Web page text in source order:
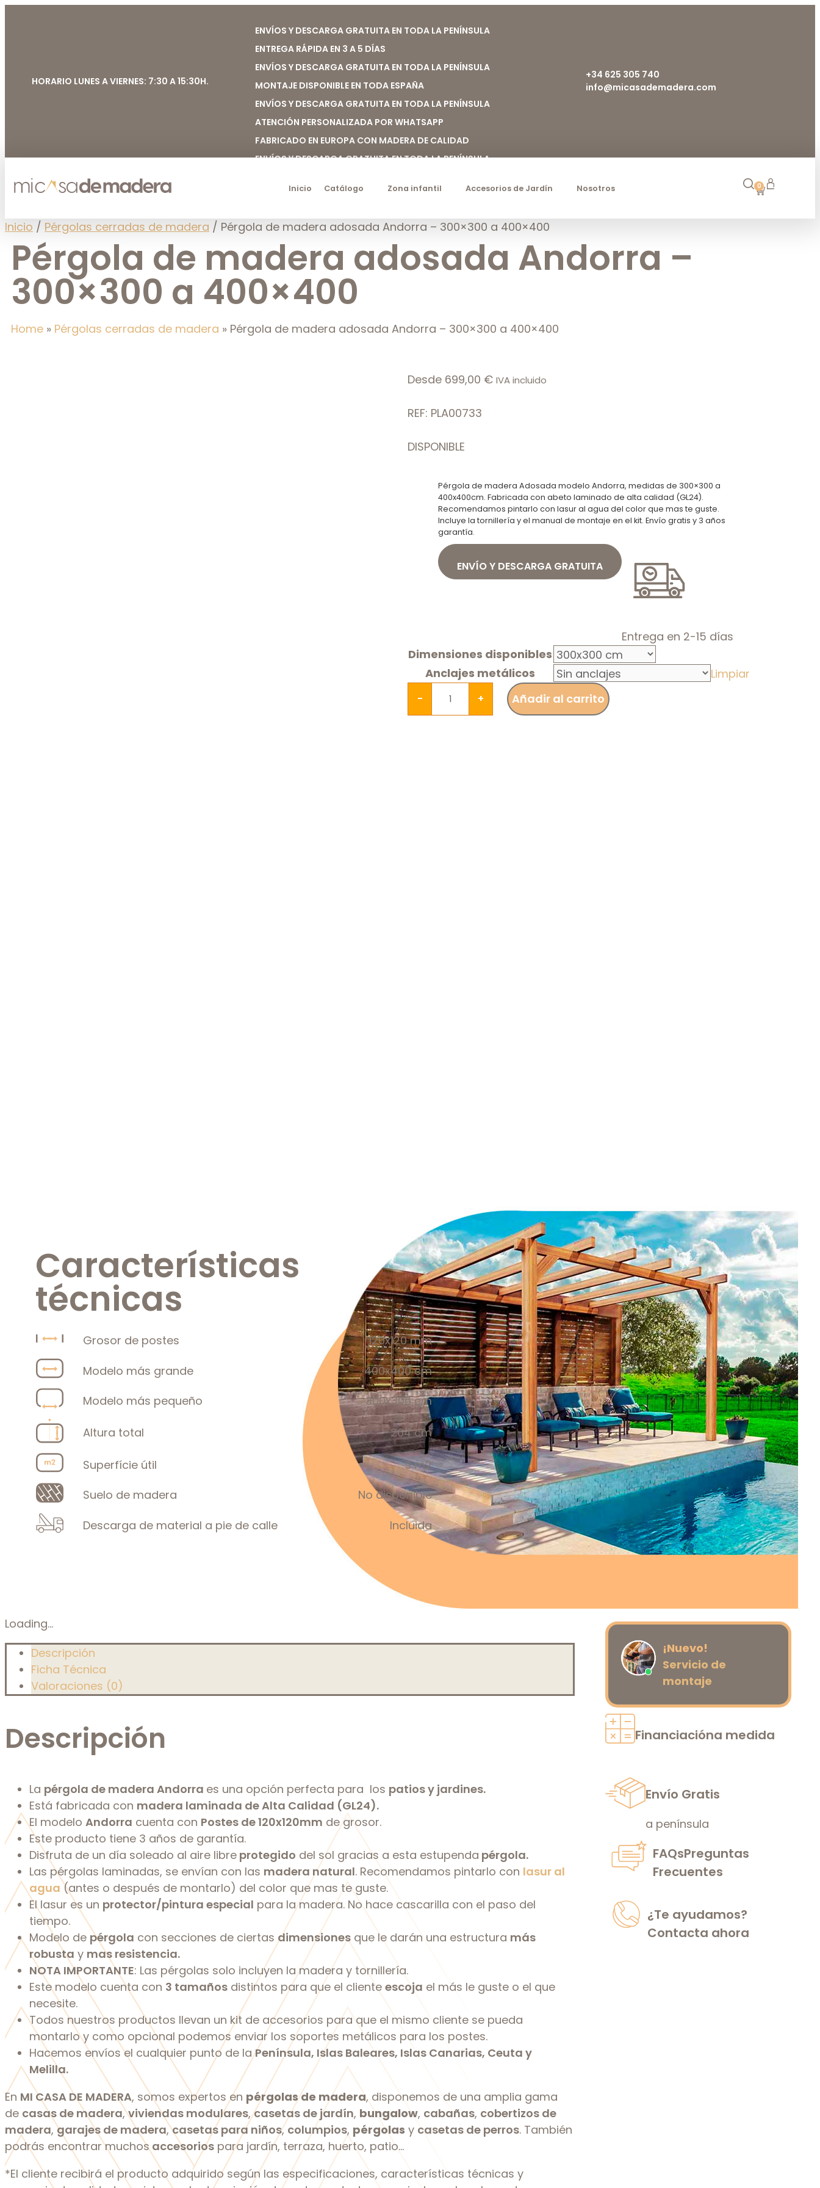
HORARIO LUNES A VIERNES: 7:30 A 15:30H.
ENVÍOS Y DESCARGA GRATUITA EN TODA LA PENÍNSULA
ENTREGA RÁPIDA EN 3 A 5 DÍAS
ENVÍOS Y DESCARGA GRATUITA EN TODA LA PENÍNSULA
MONTAJE DISPONIBLE EN TODA ESPAÑA
ENVÍOS Y DESCARGA GRATUITA EN TODA LA PENÍNSULA
ATENCIÓN PERSONALIZADA POR WHATSAPP
FABRICADO EN EUROPA CON MADERA DE CALIDAD
ENVÍOS Y DESCARGA GRATUITA EN TODA LA PENÍNSULA
+34 625 305 740
info@micasademadera.com
Inicio Catálogo Zona infantil Accesorios de Jardín Nosotros 0
Inicio / Pérgolas cerradas de madera / Pérgola de madera adosada Andorra – 300×300 a 400×400
Pérgola de madera adosada Andorra –
300×300 a 400×400
Home » Pérgolas cerradas de madera » Pérgola de madera adosada Andorra – 300×300 a 400×400
Desde 699,00 € IVA incluido
REF: PLA00733
DISPONIBLE
Pérgola de madera Adosada modelo Andorra, medidas de 300×300 a
400x400cm. Fabricada con abeto laminado de alta calidad (GL24).
Recomendamos pintarlo con lasur al agua del color que mas te guste.
Incluye la tornillería y el manual de montaje en el kit. Envío gratis y 3 años
garantía.
ENVÍO Y DESCARGA GRATUITA
Entrega en 2-15 días
Dimensiones disponibles
Anclajes metálicos
Limpiar
- + Añadir al carrito
Características
técnicas
Grosor de postes
120x120 mm
Modelo más grande
400x400 cm
Modelo más pequeño
300x300 cm
Altura total 264 cm
Superfície útil
9 m2
Suelo de madera
No disponible
Descarga de material a pie de calle
Incluida
Loading...
Descripción
Ficha Técnica
Valoraciones (0)
Descripción
La pérgola de madera Andorra es una opción perfecta para los patios y jardines.
Está fabricada con madera laminada de Alta Calidad (GL24).
El modelo Andorra cuenta con Postes de 120x120mm de grosor.
Este producto tiene 3 años de garantía.
Disfruta de un día soleado al aire libre protegido del sol gracias a esta estupenda pérgola.
Las pérgolas laminadas, se envían con las madera natural. Recomendamos pintarlo con lasur al
agua (antes o después de montarlo) del color que mas te guste.
El lasur es un protector/pintura especial para la madera. No hace cascarilla con el paso del
tiempo.
Modelo de pérgola con secciones de ciertas dimensiones que le darán una estructura más
robusta y mas resistencia.
NOTA IMPORTANTE: Las pérgolas solo incluyen la madera y tornillería.
Este modelo cuenta con 3 tamaños distintos para que el cliente escoja el más le guste o el que
necesite.
Todos nuestros productos llevan un kit de accesorios para que el mismo cliente se pueda
montarlo y como opcional podemos enviar los soportes metálicos para los postes.
Hacemos envíos el cualquier punto de laPenínsula, Islas Baleares, Islas Canarias, Ceuta y
Melilla.
En MI CASA DE MADERA, somos expertos en pérgolas de madera, disponemos de una amplia gama
de casas de madera,viviendas modulares,casetas de jardín, bungalow, cabañas, cobertizos de
madera,garajes de madera,casetas para niños,columpios, pérgolas y casetas de perros. También
podrás encontrar muchosaccesorios para jardín, terraza, huerto, patio…
*El cliente recibirá el producto adquirido según las especificaciones, características técnicas y
¡Nuevo!
Servicio de
montaje
Financiacióna medida
Envío Gratis
a península
FAQsPreguntas
Frecuentes
¿Te ayudamos?
Contacta ahora